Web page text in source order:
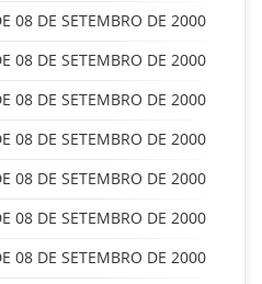
08 DE SETEMBRO DE 2000
08 DE SETEMBRO DE 2000
08 DE SETEMBRO DE 2000
08 DE SETEMBRO DE 2000
08 DE SETEMBRO DE 2000
08 DE SETEMBRO DE 2000
08 DE SETEMBRO DE 2000